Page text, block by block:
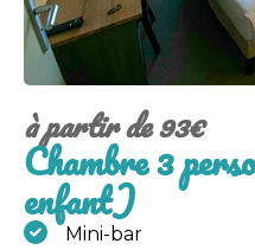
à partir de 93€
Chambre 3
enfant)
Mini-bar